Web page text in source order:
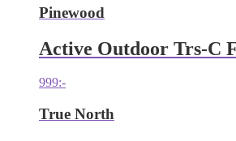
Pinewood
Active Outdoor Trs-C
999:-
True North